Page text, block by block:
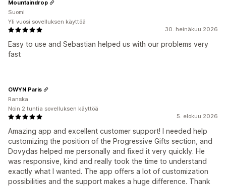
30. heinäkuu 2026
Easy to use and Sebastian helped us with our problems very
fast
Mountaindrop
Suomi
Yli vuosi sovelluksen käyttöä
5. elokuu 2026
Amazing app and excellent customer support! I needed help
customizing the position of the Progressive Gifts section, and
Dovydas helped me personally and fixed it very quickly. He
was responsive, kind and really took the time to understand
exactly what I wanted. The app offers a lot of customization
possibilities and the support makes a huge difference. Thank
OWYN Paris
Ranska
Noin 2 tuntia sovelluksen käyttöä